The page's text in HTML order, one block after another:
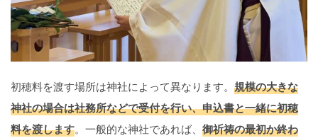
初穂料を渡す場所は神社によって異なります。 規模の大きな
神社の場合は社務所などで受付を行い、申込書と一緒に初穂
料を渡します。一般的な神社であれば、 御祈祷の最初か終わ